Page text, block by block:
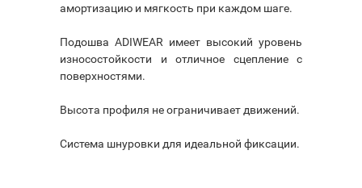
амортизацию и мягкость при каждом шаге.
Подошва ADIWEAR имеет высокий уровень
износостойкости и отличное сцепление с
поверхностями.
Высота профиля не ограничивает движений.
Система шнуровки для идеальной фиксации.